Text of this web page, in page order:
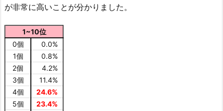
が非常に高いことが分かりました。
1~10位
0個
0.0%
1個
0.8%
2個
4.2%
3個
11.4%
4個
24.6%
5個
23.4%